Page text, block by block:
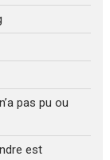
pas pu ou
est